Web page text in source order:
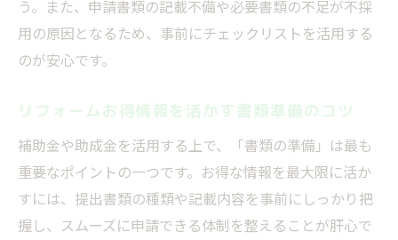
う。また、申請書類の記載不備や必要書類の不足が不採
用の原因となるため、事前にチェックリストを活用する
のが安心です。
リフォームお得情報を活かす書類準備のコツ
補助金や助成金を活用する上で、「書類の準備」は最も
重要なポイントの一つです。お得な情報を最大限に活か
すには、提出書類の種類や記載内容を事前にしっかり把
握し、スムーズに申請できる体制を整えることが肝心で